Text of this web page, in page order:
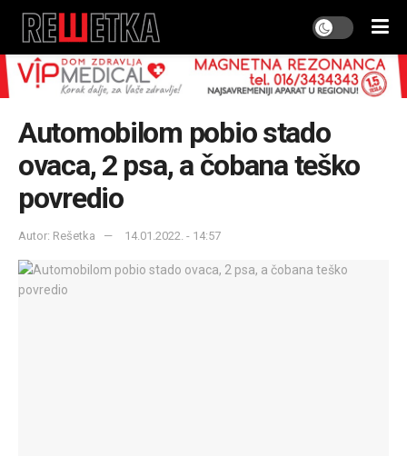
Automobilom pobio stado
ovaca, 2 psa, a čobana teško
povredio
Autor: Rešetka 14.01.2022. - 14:57